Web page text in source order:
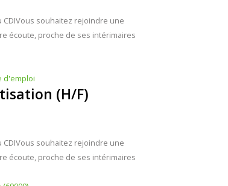
Vous souhaitez rejoindre une
écoute, proche de ses intérimaires
d'emploi
(H/F)
Vous souhaitez rejoindre une
écoute, proche de ses intérimaires